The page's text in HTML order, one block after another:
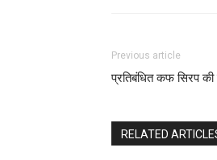
Previous article
प्रतिबंधित कफ सिरप
RELATED